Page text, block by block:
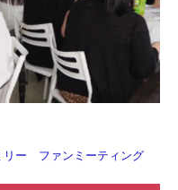
リー ファンミーティング